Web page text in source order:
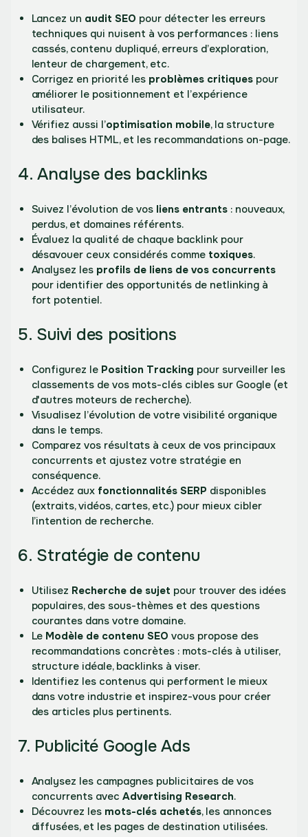
Lancez un audit SEO pour détecter les erreurs
techniques qui nuisent à vos performances : liens
cassés, contenu dupliqué, erreurs d’exploration,
lenteur de chargement, etc.
Corrigez en priorité les problèmes critiquespour
améliorer le positionnement et l’expérience
utilisateur.
Vérifiez aussi l’optimisation mobile, la structure
des balises HTML, et les recommandations on-page.
4. Analyse des backlinks
Suivez l’évolution de vos liens entrants: nouveaux,
perdus, et domaines référents.
Évaluez la qualité de chaque backlink pour
désavouer ceux considérés comme toxiques.
Analysez les profils de liens de vos concurrents
pour identifier des opportunités de netlinking à
fort potentiel.
5. Suivi des positions
Configurez le Position Tracking pour surveiller les
classements de vos mots-clés cibles sur Google (et
d'autres moteurs de recherche).
Visualisez l’évolution de votre visibilité organique
dans le temps.
Comparez vos résultats à ceux de vos principaux
concurrents et ajustez votre stratégie en
conséquence.
Accédez aux fonctionnalités SERP disponibles
(extraits, vidéos, cartes, etc.) pour mieux cibler
l’intention de recherche.
6. Stratégie de contenu
Utilisez Recherche de sujet pour trouver des idées
populaires, des sous-thèmes et des questions
courantes dans votre domaine.
Le Modèle de contenu SEO vous propose des
recommandations concrètes : mots-clés à utiliser,
structure idéale, backlinks à viser.
Identifiez les contenus qui performent le mieux
dans votre industrie et inspirez-vous pour créer
des articles plus pertinents.
7. Publicité Google Ads
Analysez les campagnes publicitaires de vos
concurrents avecAdvertising Research.
Découvrez les mots-clés achetés, les annonces
diffusées, et les pages de destination utilisées.